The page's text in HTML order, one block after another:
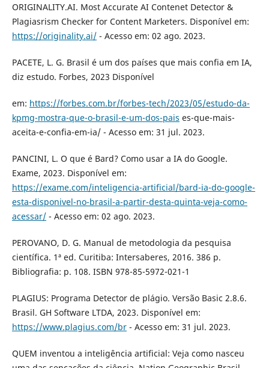
ORIGINALITY.AI. Most Accurate AI Contenet Detector &
Plagiasrism Checker for Content Marketers. Disponível em:
https://originality.ai/- Acesso em: 02 ago. 2023.
PACETE, L. G. Brasil é um dos países que mais confia em IA,
diz estudo. Forbes, 2023 Disponível
em: https://forbes.com.br/forbes-tech/2023/05/estudo-da-
kpmg-mostra-que-o-brasil-e-um-dos-pais es-que-mais-
aceita-e-confia-em-ia/ - Acesso em: 31 jul. 2023.
PANCINI, L. O que é Bard? Como usar a IA do Google.
Exame, 2023. Disponível em:
https://exame.com/inteligencia-artificial/bard-ia-do-google-
esta-disponivel-no-brasil-a-partir-desta-quinta-veja-como-
acessar/- Acesso em: 02 ago. 2023.
PEROVANO, D. G. Manual de metodologia da pesquisa
científica. 1ª ed. Curitiba: Intersaberes, 2016. 386 p.
Bibliografia: p. 108. ISBN 978-85-5972-021-1
PLAGIUS: Programa Detector de plágio. Versão Basic 2.8.6.
Brasil. GH Software LTDA, 2023. Disponível em:
https://www.plagius.com/br- Acesso em: 31 jul. 2023.
QUEM inventou a inteligência artificial: Veja como nasceu